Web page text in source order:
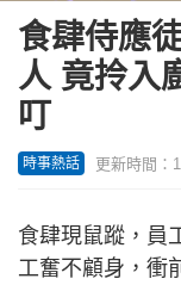
食肆侍應
人 竟拎入
叮
時事熱話 更新時間：
食肆現鼠蹤，員
工奮不顧身，衝